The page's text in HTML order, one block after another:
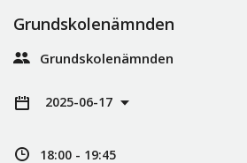
Grundskolenämnden
Grundskolenämnden
2025-06-17
18:00 - 19:45